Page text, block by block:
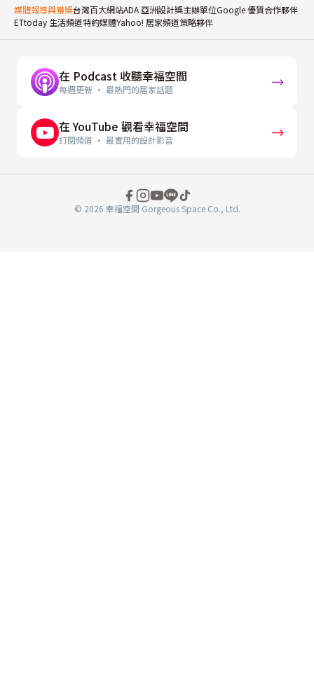
媒體報導與獲獎台灣百大網站ADA 亞洲設計獎主辦單位Google 優質合作夥伴
ETtoday 生活頻道特約媒體Yahoo! 居家頻道策略夥伴
在 Podcast 收聽幸福空間
每週更新 · 最熱門的居家話題
在 YouTube 觀看幸福空間
訂閱頻道 · 最實用的設計影音
© 2026 幸福空間 Gorgeous Space Co., Ltd.